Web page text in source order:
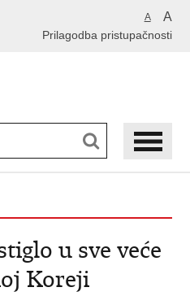
A A
Prilagodba pristupačnosti
u sve veće
Koreji